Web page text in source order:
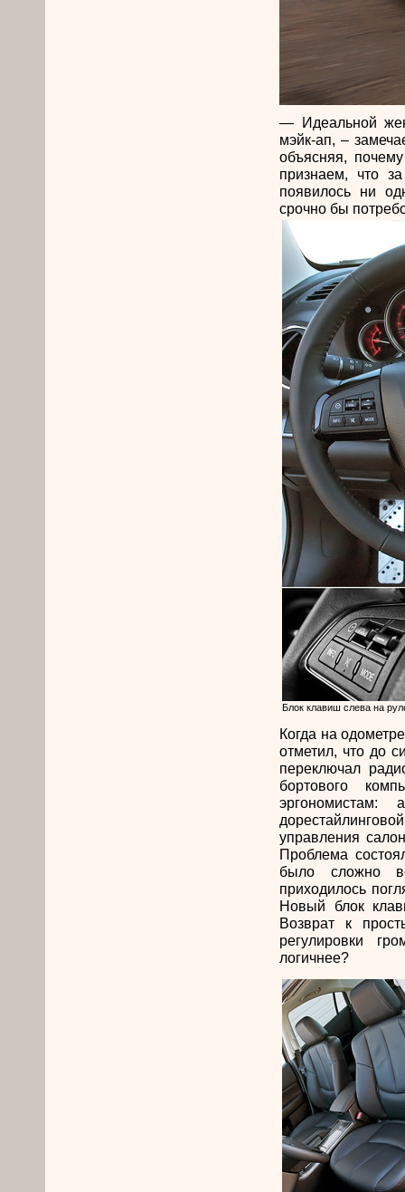
— Идеальной
мэйк-ап, –
объясняя,
признаем, что
появилось ни
срочно бы
Блок клавиш слева на
Когда на
отметил, что до
переключал
бортового
управления
Проблема
было сложно
приходилось
Новый блок
Возврат к
регулировки
логичнее?